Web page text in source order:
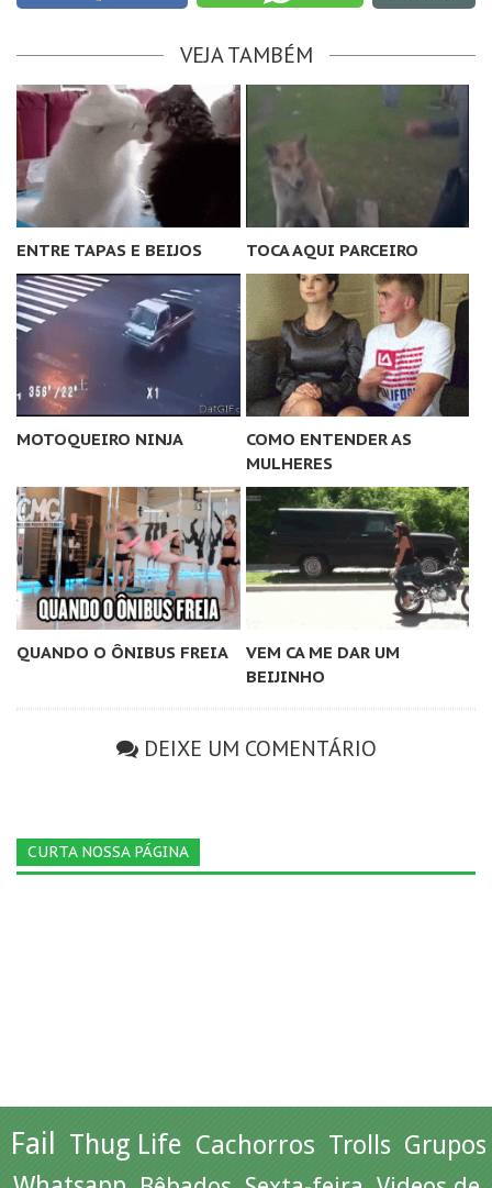
VEJA TAMBÉM
ENTRE TAPAS E BEIJOS TOCA AQUI PARCEIRO
MOTOQUEIRO NINJA
COMO ENTENDER AS
MULHERES
QUANDO O ÔNIBUS FREIA
VEM CA ME DAR UM
BEIJINHO
DEIXE UM COMENTÁRIO
CURTA NOSSA PÁGINA
Fail Thug Life Cachorros Trolls Grupos